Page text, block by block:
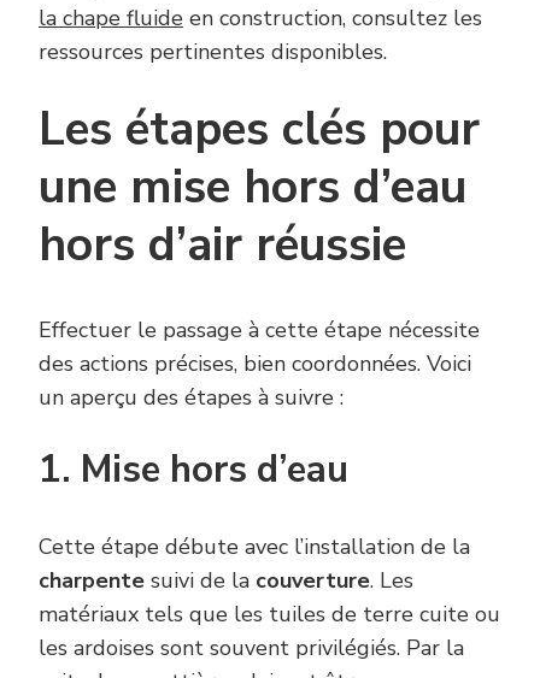
la chape fluide en construction, consultez les
ressources pertinentes disponibles.
Les étapes clés pour
une mise hors d’eau
hors d’air réussie
Effectuer le passage à cette étape nécessite
des actions précises, bien coordonnées. Voici
un aperçu des étapes à suivre :
1. Mise hors d’eau
Cette étape débute avec l’installation de la
charpente suivi de la couverture. Les
matériaux tels que les tuiles de terre cuite ou
les ardoises sont souvent privilégiés. Par la